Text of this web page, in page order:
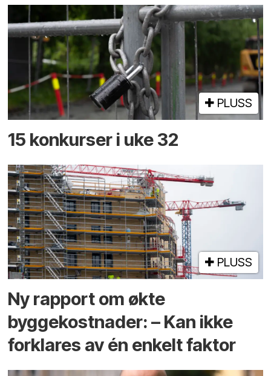
PLUSS
15 konkurser i uke 32
PLUSS
Ny rapport om økte
byggekostnader: – Kan ikke
forklares av én enkelt faktor